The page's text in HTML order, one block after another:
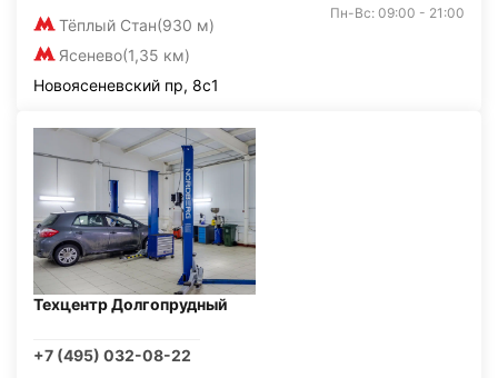
Тёплый Стан(930 м)
Ясенево(1,35 км)
Пн-Вс: 09:00 - 21:00
Новоясеневский пр, 8с1
Техцентр Долгопрудный
+7 (495) 032-08-22